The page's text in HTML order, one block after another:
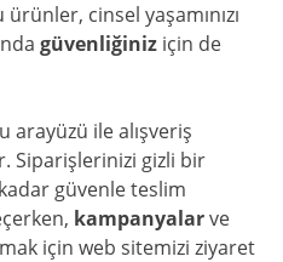
cinsel yaşamınızı
güvenliğiniz için de
arayüzü ile alışveriş
Siparişlerinizi gizli bir
güvenle teslim
kampanyalarve
için web sitemizi ziyaret